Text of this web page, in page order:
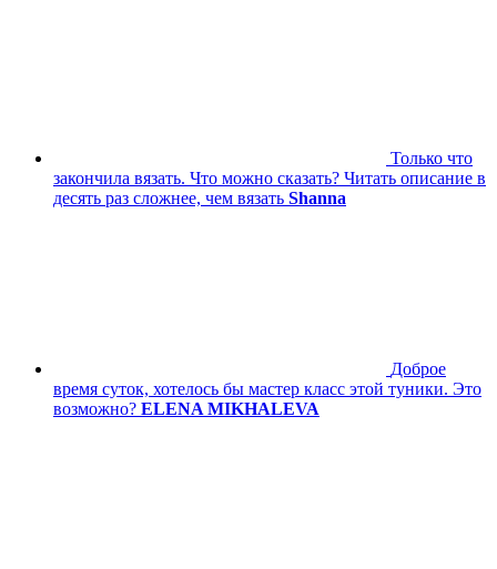
Только что
закончила вязать. Что можно сказать? Читать описание в
десять раз сложнее, чем вязать Shanna
Доброе
время суток, хотелось бы мастер класс этой туники. Это
возможно? ELENA MIKHALEVA